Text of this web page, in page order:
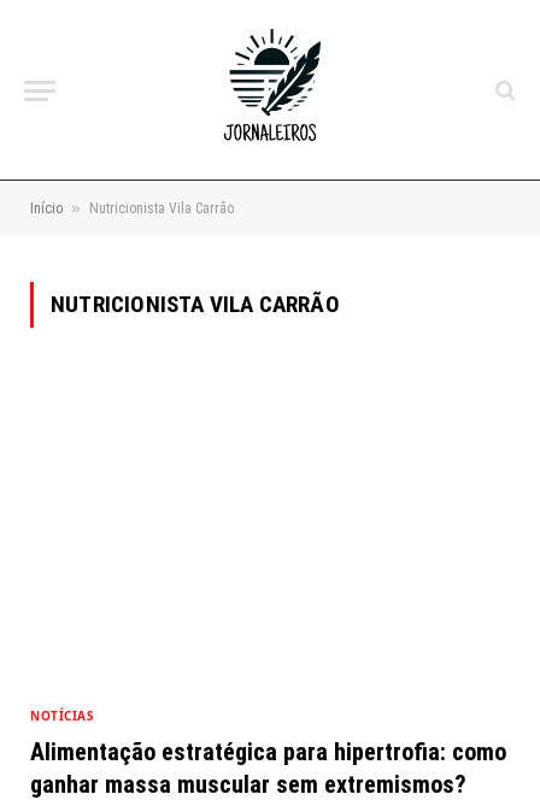
Início » Nutricionista Vila Carrão
NUTRICIONISTA VILA CARRÃO
NOTÍCIAS
Alimentação estratégica para hipertrofia: como
ganhar massa muscular sem extremismos?